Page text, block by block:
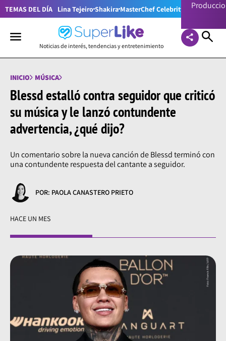
TEMAS DEL DÍA Lina TejeiroShakira MasterChef Celebrity Colombia
Noticias de interés, tendencias y entretenimiento
INICIO MÚSICA
Blessd estalló contra seguidor que criticó
su música y le lanzó contundente
advertencia, ¿qué dijo?
Un comentario sobre la nueva canción de Blessd terminó con
una contundente respuesta del cantante a seguidor.
POR: PAOLA CANASTERO PRIETO
HACE UN MES